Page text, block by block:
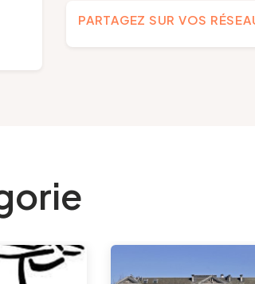
PARTAGEZ SUR VOS